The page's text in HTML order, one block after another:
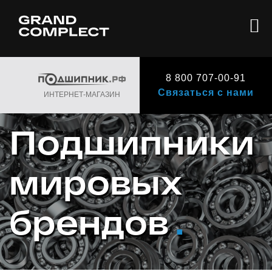
ИНТЕРНЕТ-МАГАЗИН
8 800 707-00-91
Связаться с нами
Подшипники
мировых
брендов.